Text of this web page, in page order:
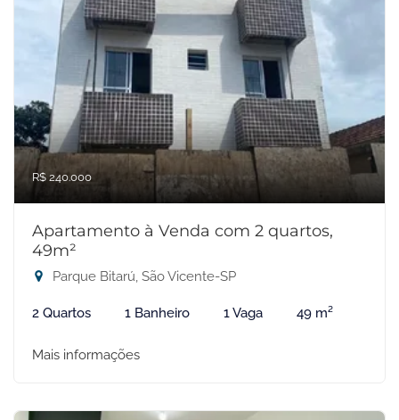
R$ 240.000
Apartamento à Venda com 2 quartos,
49m²
Parque Bitarú, São Vicente-SP
2 Quartos 1 Banheiro 1 Vaga 49 m²
Mais informações